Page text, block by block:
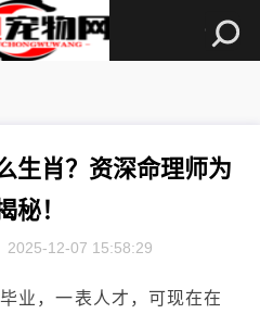
生肖？资深命理师为
秘！
2025-12-07 15:58:29
业，一表人才，可现在在